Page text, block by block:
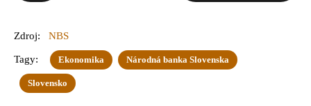
Zdroj: NBS
Tagy: Ekonomika Národná banka Slovenska
Slovensko